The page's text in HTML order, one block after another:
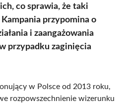
co sprawia, że taki
przypomina o
i zaangażowania
przypadku zaginięcia
w Polsce od 2013 roku,
rozpowszechnienie wizerunku